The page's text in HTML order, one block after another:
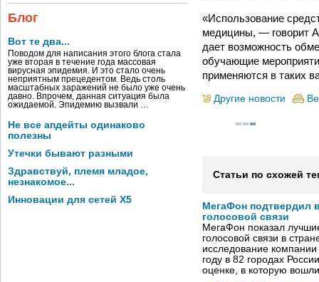
Блог
Вот те два...
Поводом для написания этого блога стала
уже вторая в течение года массовая
вирусная эпидемия. И это стало очень
неприятным прецедентом. Ведь столь
масштабных заражений не было уже очень
давно. Впрочем, данная ситуация была
ожидаемой. Эпидемию вызвали …
Не все апдейты одинаково
полезны
Утечки бывают разными
Здравствуй, племя младое,
незнакомое...
Инновации для сетей X5
«Использование
медицины, — говорит
дает возможность
обучающие
применяются в таких
Другие новости
Статьи по схожей
МегаФон подтвердил
голосовой связи
МегаФон показал
голосовой связи в
исследование
году в 82 городах
оценке, в которую